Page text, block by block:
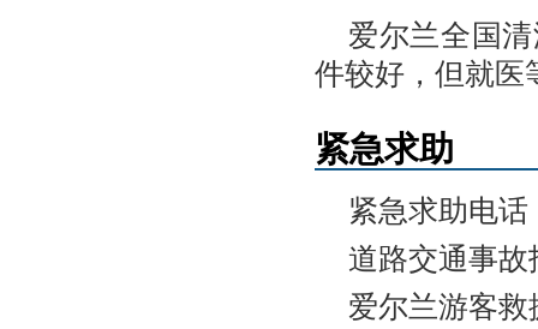
爱尔兰全国
件较好，但就医
紧急求助
紧急求助电
道路交通事故
爱尔兰游客救